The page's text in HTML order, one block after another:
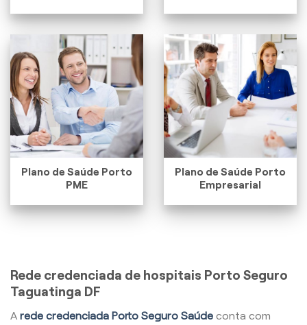
Plano de Saúde Porto
PME
Plano de Saúde Porto
Empresarial
Rede credenciada de hospitais Porto Seguro
Taguatinga DF
A rede credenciada Porto Seguro Saúde conta com